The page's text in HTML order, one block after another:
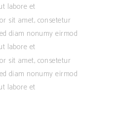
labore et
sit amet, consetetur
diam nonumy eirmod
labore et
sit amet, consetetur
diam nonumy eirmod
labore et